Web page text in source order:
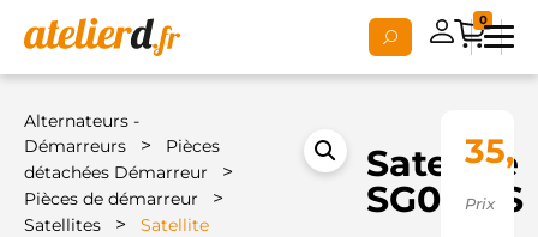
0
Alternateurs -
Démarreurs
>
Pièces
détachées Démarreur
>
Pièces de démarreur >
Satellites >
Satellite
Satellite
SG0105S
Prix